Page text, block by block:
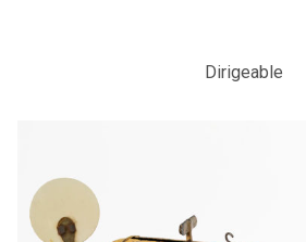
Dirigeable